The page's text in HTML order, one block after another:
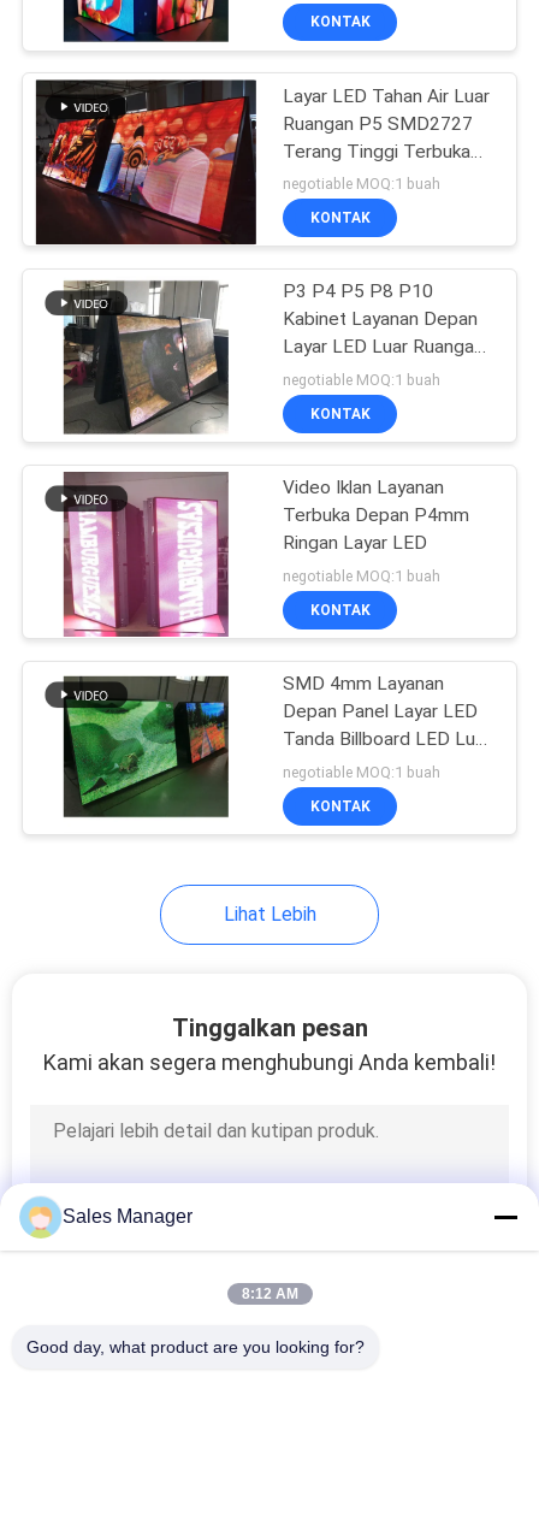
Layar LED Layanan
Depan
Layar LED
Penyewaan Dalam
Ruangan
Layar LED
Penyewaan Luar
Ruang
Layar Transparan
22
tampilan iklan
dipimpin luar
Layar LED Resolusi
Tinggi
KONTAK
Layar LED Tahan Air Luar
Ruangan P5 SMD2727
Terang Tinggi Terbuka
Depan
negotiable MOQ:1 buah
KONTAK
P3 P4 P5 P8 P10
Kabinet Layanan Depan
Layar LED Luar Ruangan
Dua Sisi
negotiable MOQ:1 buah
KONTAK
Video Iklan Layanan
Terbuka Depan P4mm
Ringan Layar LED
negotiable MOQ:1 buah
KONTAK
SMD 4mm Layanan
Depan Panel Layar LED
Tanda Billboard LED Luar
Ruangan
negotiable MOQ:1 buah
KONTAK
Lihat Lebih
Tinggalkan pesan
Kami akan segera menghubungi Anda kembali!
Sales Manager
8:12 AM
Good day, what product are you looking for?